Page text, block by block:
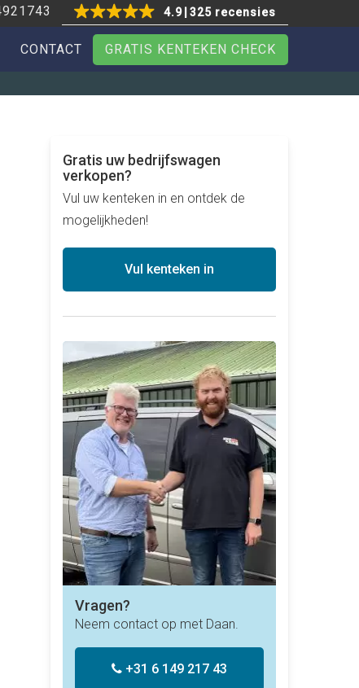
4.9 325 recensies
CONTACT GRATIS KENTEKEN CHECK
Gratis uw bedrijfswagen
verkopen?
Vul uw kenteken in en ontdek de
mogelijkheden!
Vul kenteken in
Vragen?
Neem contact op met Daan.
+31 6 149 217 43